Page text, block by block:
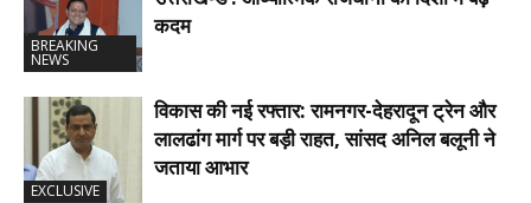
BREAKING
NEWS
कदम
EXCLUSIVE
विकास की नई रफ्तार: रामनगर-देहरादून ट्रेन और
लालढांग मार्ग पर बड़ी राहत, सांसद अनिल बलूनी ने
जताया आभार